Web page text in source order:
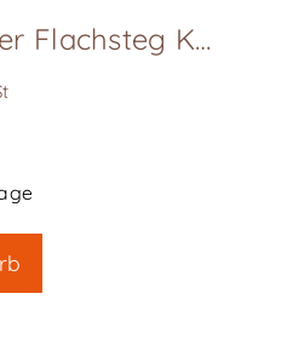
Feinputzglätter Flachsteg KAKU-GOTE, L240